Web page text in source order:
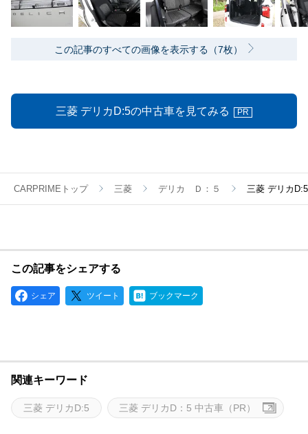
この記事のすべての画像を表示する（7枚）
三菱 デリカD:5の中古車を見てみる PR
CARPRIMEトップ 三菱 デリカ Ｄ：５ 三菱 デリカ
この記事をシェアする
シェア ツイート ブックマーク
関連キーワード
三菱 デリカD:5 三菱 デリカD：5 中古車（PR）